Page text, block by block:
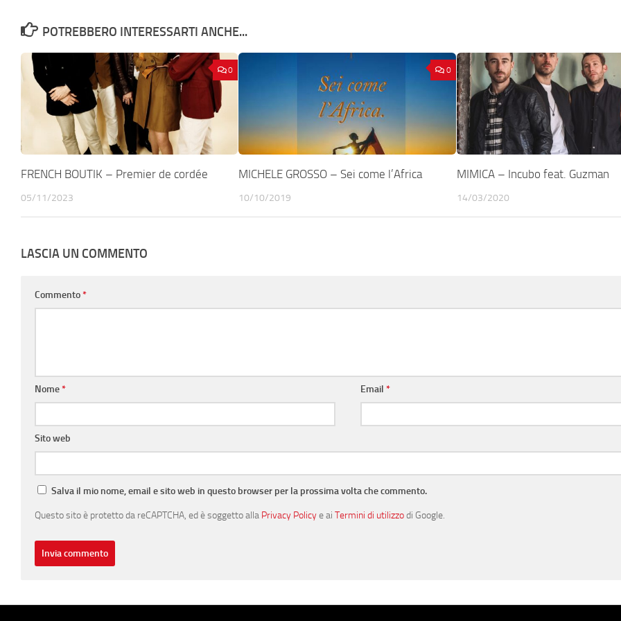
POTREBBERO INTERESSARTI ANCHE...
0
FRENCH BOUTIK – Premier de cordée
05/11/2023
0
MICHELE GROSSO – Sei come l’Africa
10/10/2019
MIMICA – Incubo feat. Guzman
14/03/2020
LASCIA UN COMMENTO
Commento*
Nome* Email*
Sito web
Salva il mio nome, email e sito web in questo browser per la prossima volta che commento.
Questo sito è protetto da reCAPTCHA, ed è soggetto alla Privacy Policye ai Termini di utilizzodi Google.